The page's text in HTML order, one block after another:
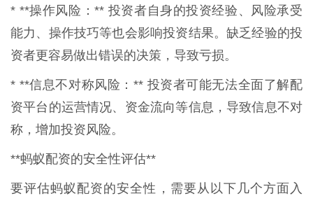
* **操作风险：** 投资者自身的投资经验、风险承受
能力、操作技巧等也会影响投资结果。缺乏经验的投
资者更容易做出错误的决策，导致亏损。
* **信息不对称风险：** 投资者可能无法全面了解配
资平台的运营情况、资金流向等信息，导致信息不对
称，增加投资风险。
**蚂蚁配资的安全性评估**
要评估蚂蚁配资的安全性，需要从以下几个方面入